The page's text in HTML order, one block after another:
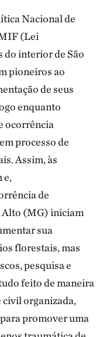
Nacional de
(Lei
interior de São
pioneiros ao
de seus
enquanto
ocorrência
processo de
Assim, às
e,
de
Alto (MG) iniciam
sua
florestais, mas
pesquisa e
feito de maneira
organizada,
promover uma